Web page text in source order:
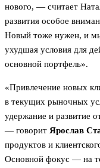
нового, — считает
развития особое
Новый тоже нужен, и
ухудшая условия для
основной портфель».
«Привлечение новых
в текущих рыночных
удержание и развитие
— говорит Ярослав
продуктов и
Основной фокус — на